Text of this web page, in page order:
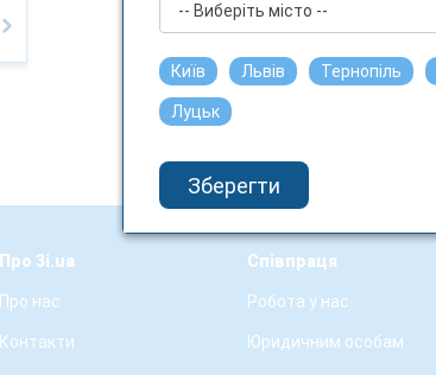
Про 3i.ua
Про нас
Контакти
Співпраця
Робота у нас
Юридичним особам
-- Виберіть місто --
Київ Львів Тернопіль
Луцьк
Зберегти